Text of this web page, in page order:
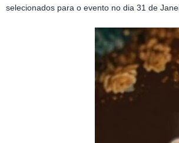
selecionados para o evento no dia 31 de